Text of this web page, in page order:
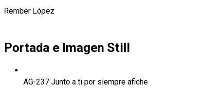
Rember López
Portada e Imagen Still
AG-237 Junto a ti por siempre afiche